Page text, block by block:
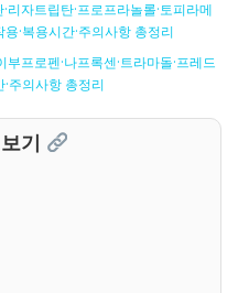
자트립탄·프로프라놀롤·토피라메
·복용시간·주의사항 총정리
프로펜·나프록센·트라마돌·프레드
·주의사항 총정리
기